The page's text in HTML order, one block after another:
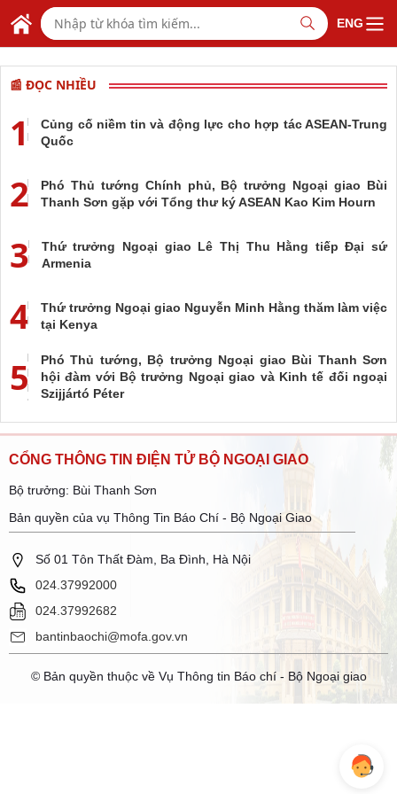
Skip to Main Content
BỘ NGOẠI GIAO VIỆT NAM
MINISTRY OF FOREIGN AFFAIRS
ENG
📰 ĐỌC NHIỀU
1
Củng cố niềm tin và động lực cho hợp tác ASEAN-Trung
Quốc
2
Phó Thủ tướng Chính phủ, Bộ trưởng Ngoại giao Bùi
Thanh Sơn gặp với Tổng thư ký ASEAN Kao Kim Hourn
3
Thứ trưởng Ngoại giao Lê Thị Thu Hằng tiếp Đại sứ
Armenia
4
Thứ trưởng Ngoại giao Nguyễn Minh Hằng thăm làm việc
tại Kenya
5
Phó Thủ tướng, Bộ trưởng Ngoại giao Bùi Thanh Sơn
hội đàm với Bộ trưởng Ngoại giao và Kinh tế đối ngoại
Szijjártó Péter
CỔNG THÔNG TIN ĐIỆN TỬ BỘ NGOẠI GIAO
Bộ trưởng: Bùi Thanh Sơn
Bản quyền của vụ Thông Tin Báo Chí - Bộ Ngoại Giao
Số 01 Tôn Thất Đàm, Ba Đình, Hà Nội
024.37992000
024.37992682
bantinbaochi@mofa.gov.vn
© Bản quyền thuộc về Vụ Thông tin Báo chí - Bộ Ngoại giao